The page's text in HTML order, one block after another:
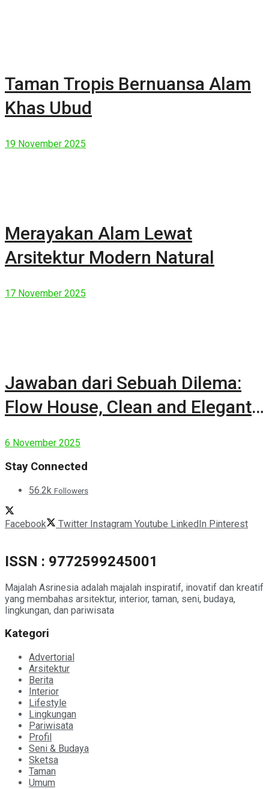
Taman Tropis Bernuansa Alam
Khas Ubud
19 November 2025
Merayakan Alam Lewat
Arsitektur Modern Natural
17 November 2025
Jawaban dari Sebuah Dilema:
Flow House, Clean and Elegant
6 November 2025
Stay Connected
56.2k Followers
Facebook Twitter Instagram Youtube LinkedIn Pinterest
ISSN : 9772599245001
Majalah Asrinesia adalah majalah inspiratif, inovatif dan kreatif
yang membahas arsitektur, interior, taman, seni, budaya,
lingkungan, dan pariwisata
Kategori
Advertorial
Arsitektur
Berita
Interior
Lifestyle
Lingkungan
Pariwisata
Profil
Seni & Budaya
Sketsa
Taman
Umum